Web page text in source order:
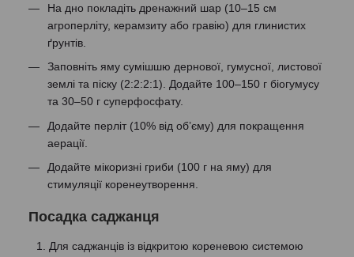
На дно покладіть дренажний шар (10–15 см
агроперліту, керамзиту або гравію) для глинистих
ґрунтів.
Заповніть яму сумішшю дернової, гумусної, листової
землі та піску (2:2:2:1). Додайте 100–150 г біогумусу
та 30–50 г суперфосфату.
Додайте перліт (10% від об’єму) для покращення
аерації.
Додайте мікоризні гриби (100 г на яму) для
стимуляції коренеутворення.
Посадка саджанця
Для саджанців із відкритою кореневою системою